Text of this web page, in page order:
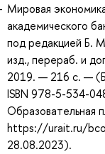
Мировая
академического
под редакцией Б.
изд., перераб. и
2019. — 216 с. —
ISBN 978-5-534-
Образовательная
https://urait.ru/
28.08.2023).